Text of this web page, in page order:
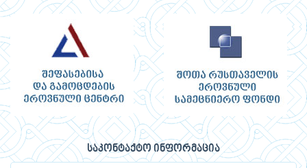
საკონტაქტო ინფორმაცია